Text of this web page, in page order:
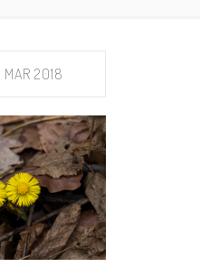
MAR 2018